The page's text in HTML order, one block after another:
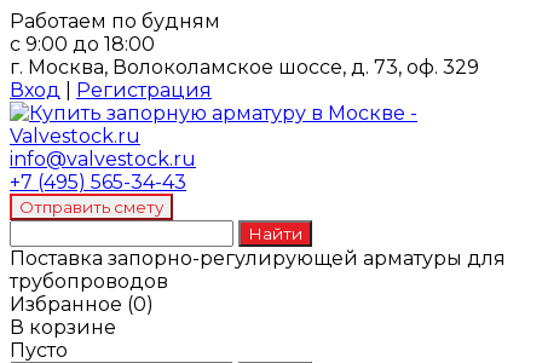
Работаем по будням
с 9:00 до 18:00
г. Москва, Волоколамское шоссе, д. 73, оф. 329
Вход
Регистрация
info@valvestock.ru
+7 (495) 565-34-43
Поставка запорно-регулирующей арматуры для
трубопроводов
Избранное (0)
В корзине
Пусто